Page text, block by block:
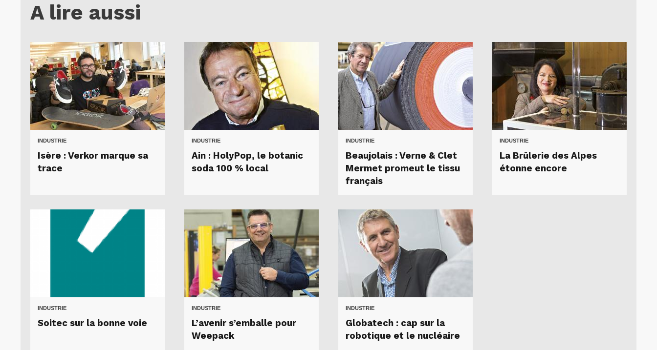
A lire aussi
INDUSTRIE
Isère : Verkor marque sa
trace
INDUSTRIE
Ain : HolyPop, le botanic
soda 100 % local
INDUSTRIE
Beaujolais : Verne & Clet
Mermet promeut le tissu
français
INDUSTRIE
La Brûlerie des Alpes
étonne encore
INDUSTRIE
Soitec sur la bonne voie
INDUSTRIE
L’avenir s’emballe pour
Weepack
INDUSTRIE
Globatech : cap sur la
robotique et le nucléaire